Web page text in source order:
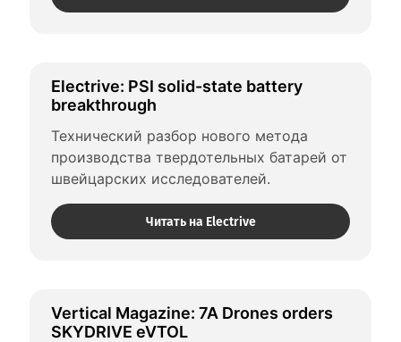
Electrive: PSI solid-state battery
breakthrough
Технический разбор нового метода
производства твердотельных батарей от
швейцарских исследователей.
Читать на Electrive
Vertical Magazine: 7A Drones orders
SKYDRIVE eVTOL